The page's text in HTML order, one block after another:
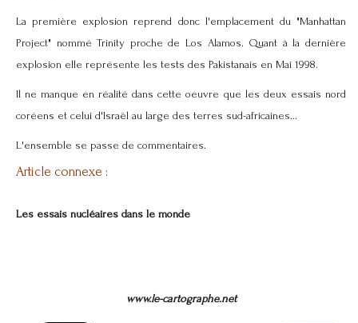
La première explosion reprend donc l'emplacement du "Manhattan
Project" nommé Trinity proche de Los Alamos. Quant à la dernière
explosion elle représente les tests des Pakistanais en Mai 1998.
Il ne manque en réalité dans cette oeuvre que les deux essais nord
coréens et celui d'Israël au large des terres sud-africaines...
L'ensemble se passe de commentaires.
Article connexe :
Les essais nucléaires dans le monde
www.le-cartographe.net